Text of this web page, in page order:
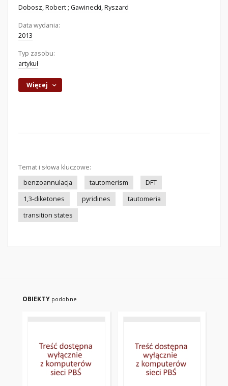
Dobosz, Robert ; Gawinecki, Ryszard
Data wydania:
2013
Typ zasobu:
artykuł
Więcej
Temat i słowa kluczowe:
benzoannulacja
tautomerism
DFT
1,3-diketones
pyridines
tautomeria
transition states
OBIEKTY podobne